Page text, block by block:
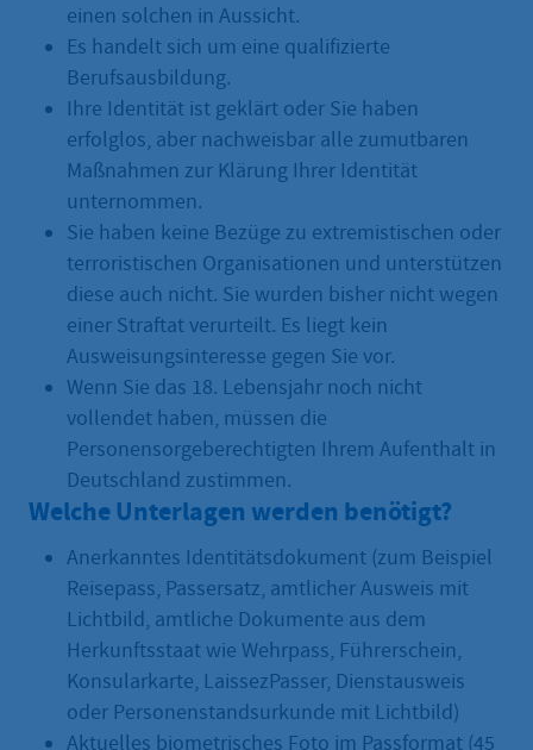
einen solchen in Aussicht.
Es handelt sich um eine qualifizierte
Berufsausbildung.
Ihre Identität ist geklärt oder Sie haben
erfolglos, aber nachweisbar alle zumutbaren
Maßnahmen zur Klärung Ihrer Identität
unternommen.
Sie haben keine Bezüge zu extremistischen oder
terroristischen Organisationen und unterstützen
diese auch nicht. Sie wurden bisher nicht wegen
einer Straftat verurteilt. Es liegt kein
Ausweisungsinteresse gegen Sie vor.
Wenn Sie das 18. Lebensjahr noch nicht
vollendet haben, müssen die
Personensorgeberechtigten Ihrem Aufenthalt in
Deutschland zustimmen.
Welche Unterlagen werden benötigt?
Anerkanntes Identitätsdokument (zum Beispiel
Reisepass, Passersatz, amtlicher Ausweis mit
Lichtbild, amtliche Dokumente aus dem
Herkunftsstaat wie Wehrpass, Führerschein,
Konsularkarte, LaissezPasser, Dienstausweis
oder Personenstandsurkunde mit Lichtbild)
Aktuelles biometrisches Foto im Passformat (45